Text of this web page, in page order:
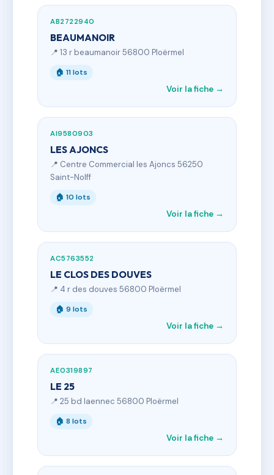
AB2722940
BEAUMANOIR
📍 13 r beaumanoir 56800 Ploërmel
🏠 11 lots
Voir la fiche →
AI9580903
LES AJONCS
📍 Centre Commercial les Ajoncs 56250
Saint-Nolff
🏠 10 lots
Voir la fiche →
AC5763552
LE CLOS DES DOUVES
📍 4 r des douves 56800 Ploërmel
🏠 9 lots
Voir la fiche →
AE0319897
LE 25
📍 25 bd laennec 56800 Ploërmel
🏠 8 lots
Voir la fiche →